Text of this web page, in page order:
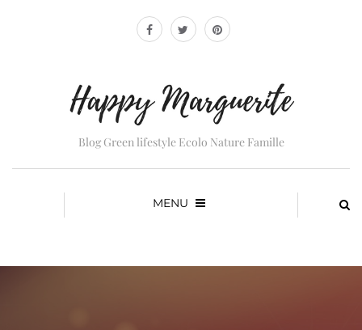
Blog Green lifestyle Ecolo Nature Famille
MENU